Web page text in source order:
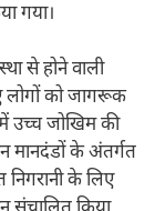
गया।
से होने वाली
लोगों को जागरूक
में उच्च जोखिम की
मानदंडों के अंतर्गत
के लिए